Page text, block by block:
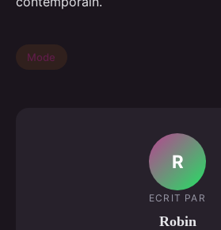
Mode
R
ECRIT PAR
Robin